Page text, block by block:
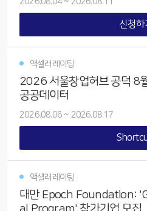
신청하
액셀러레이팅
2026 서울창업허브 공덕 8
공공데이터
2026.08.06 ~ 2026.08.17
액셀러레이팅
대만 Epoch Foundation: